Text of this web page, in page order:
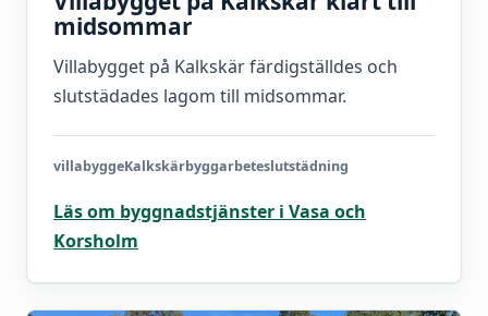
midsommar
Villabygget på Kalkskär färdigställdes och
slutstädades lagom till midsommar.
villabyggeKalkskärbyggarbeteslutstädning
Läs om byggnadstjänster i Vasa och
Korsholm